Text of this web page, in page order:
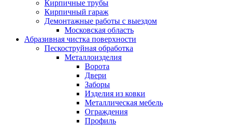
Кирпичные трубы
Кирпичный гараж
Демонтажные работы с выездом
Московская область
Абразивная чистка поверхности
Пескоструйная обработка
Металлоизделия
Ворота
Двери
Заборы
Изделия из ковки
Металлическая мебель
Ограждения
Профиль